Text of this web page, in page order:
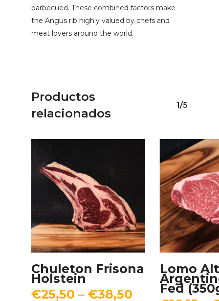
barbecued. These combined factors make
the Angus rib highly valued by chefs and
meat lovers around the world.
Productos
relacionados
1/5
Seleccionar Opciones
Chuleton Frisona
Holstein
€25,50 – €38,50
Lomo
Fed